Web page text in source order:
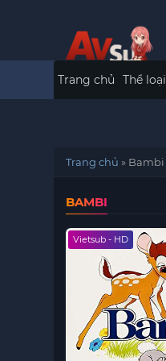
Trang chủ Thể loại
Trang chủ » Bambi
BAMBI
Vietsub - HD